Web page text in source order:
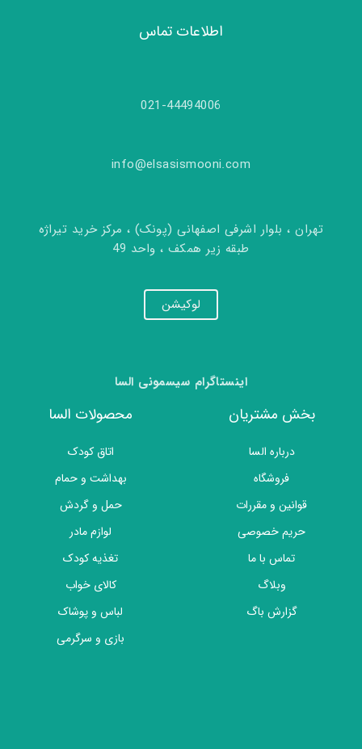
اطلاعات تماس
021-44494006
info@elsasismooni.com
تهران ، بلوار اشرفی اصفهانی (پونک) ، مرکز خرید تیراژه
طبقه زیر همکف ، واحد 49
لوکیشن
اینستاگرام سیسمونی السا
بخش مشتریان
درباره السا
فروشگاه
قوانین و مقررات
حریم خصوصی
تماس با ما
وبلاگ
گزارش باگ
محصولات السا
اتاق کودک
بهداشت و حمام
حمل و گردش
لوازم مادر
تغذیه کودک
کالای خواب
لباس و پوشاک
بازی و سرگرمی